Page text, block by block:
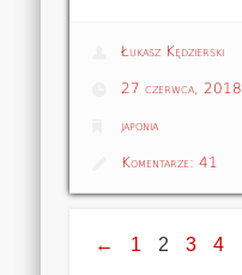
Łukasz Kędzierski
27 czerwca, 2018
japonia
Komentarze:41
← 1 2 3 4